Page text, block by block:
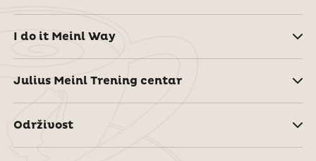
I do it Meinl Way
Julius Meinl Trening centar
Održivost